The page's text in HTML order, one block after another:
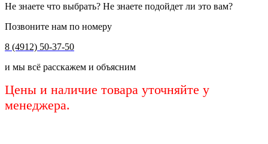
Не знаете что выбрать? Не знаете подойдет ли это вам?
Позвоните нам по номеру
8 (4912) 50-37-50
и мы всё расскажем и объясним
Цены и наличие товара уточняйте у
менеджера.